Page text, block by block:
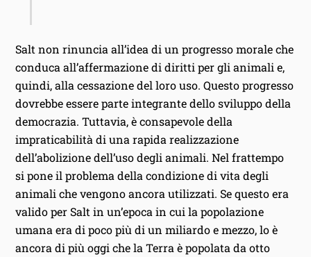
Salt non rinuncia all’idea di un progresso morale che
conduca all’affermazione di diritti per gli animali e,
quindi, alla cessazione del loro uso. Questo progresso
dovrebbe essere parte integrante dello sviluppo della
democrazia. Tuttavia, è consapevole della
impraticabilità di una rapida realizzazione
dell’abolizione dell’uso degli animali. Nel frattempo
si pone il problema della condizione di vita degli
animali che vengono ancora utilizzati. Se questo era
valido per Salt in un’epoca in cui la popolazione
umana era di poco più di un miliardo e mezzo, lo è
ancora di più oggi che la Terra è popolata da otto